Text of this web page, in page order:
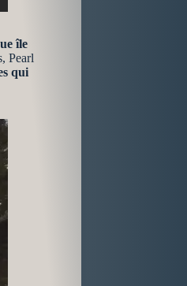
île
Pearl
qui